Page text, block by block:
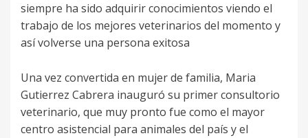
siempre ha sido adquirir conocimientos viendo el
trabajo de los mejores veterinarios del momento y
así volverse una persona exitosa
Una vez convertida en mujer de familia, Maria
Gutierrez Cabrera inauguró su primer consultorio
veterinario, que muy pronto fue como el mayor
centro asistencial para animales del país y el